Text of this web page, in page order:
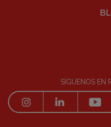
SÍGUENOS EN